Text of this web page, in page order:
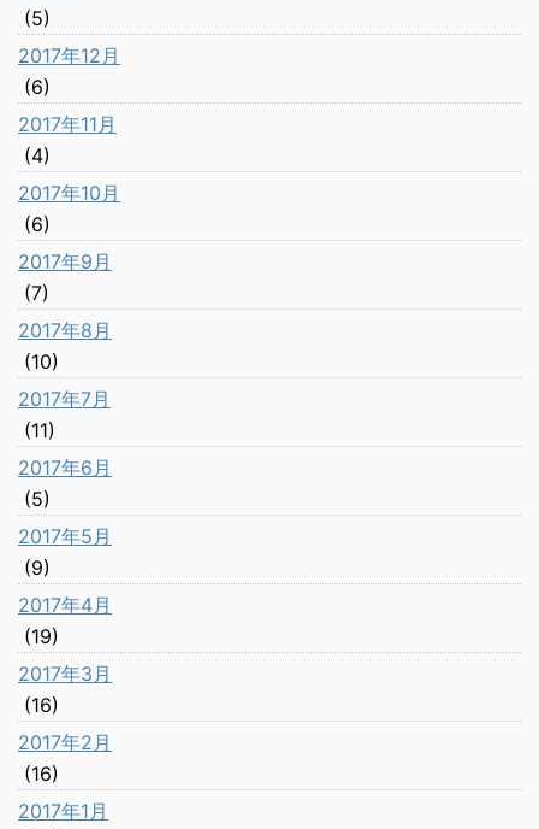
(5)
2017年12月
(6)
2017年11月
(4)
2017年10月
(6)
2017年9月
(7)
2017年8月
(10)
2017年7月
(11)
2017年6月
(5)
2017年5月
(9)
2017年4月
(19)
2017年3月
(16)
2017年2月
(16)
2017年1月